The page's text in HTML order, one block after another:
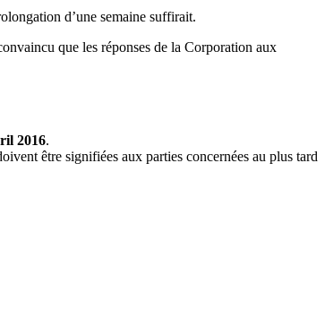
d’une semaine suffirait.
que les réponses de la Corporation aux
2016.
être signifiées aux parties concernées au plus tard